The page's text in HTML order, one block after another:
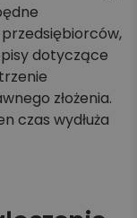
dotyczące
złożenia.
czas wydłuża